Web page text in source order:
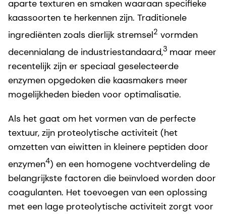
aparte texturen en smaken waaraan specifieke
kaassoorten te herkennen zijn. Traditionele
ingrediënten zoals dierlijk stremsel2 vormden
decennialang de industriestandaard,3 maar meer
recentelijk zijn er speciaal geselecteerde
enzymen opgedoken die kaasmakers meer
mogelijkheden bieden voor optimalisatie.
Als het gaat om het vormen van de perfecte
textuur, zijn proteolytische activiteit (het
omzetten van eiwitten in kleinere peptiden door
enzymen4) en een homogene vochtverdeling de
belangrijkste factoren die beïnvloed worden door
coagulanten. Het toevoegen van een oplossing
met een lage proteolytische activiteit zorgt voor